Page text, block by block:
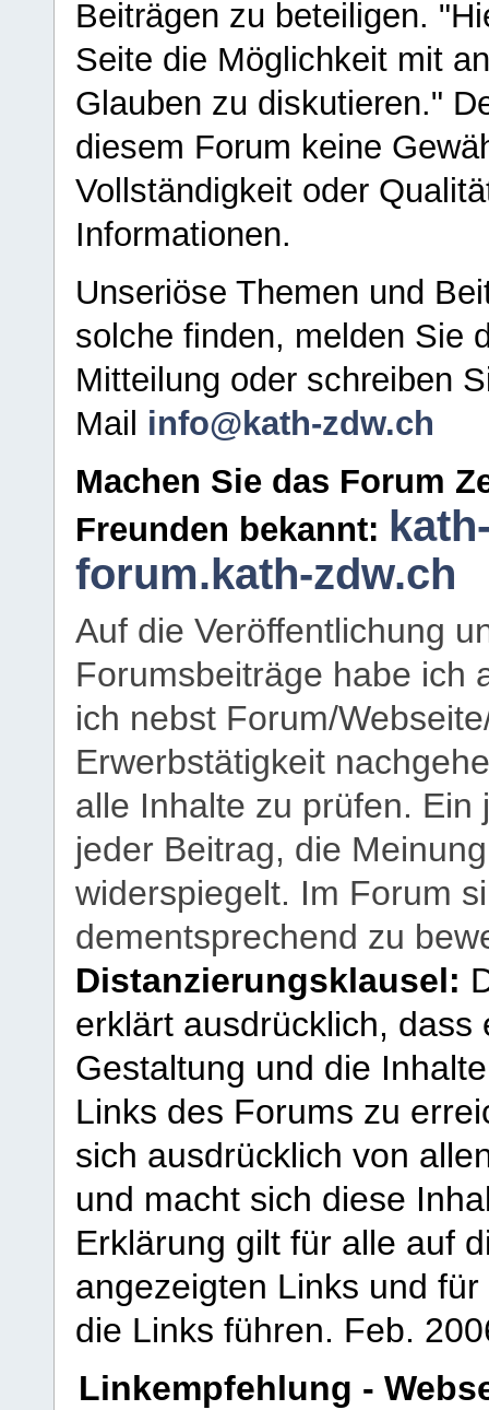
Beiträgen zu beteiligen.
Seite die Möglichkeit mit
Glauben zu diskutieren."
diesem Forum keine
Vollständigkeit oder
Informationen.
Unseriöse Themen und
solche finden, melden Sie
Mitteilung oder schreiben
Mail info@kath-zdw.ch
Machen Sie das Forum
Freunden bekannt:
forum.kath-zdw.ch
Auf die Veröffentlichung
Forumsbeiträge habe ich
ich nebst Forum/
Erwerbstätigkeit
alle Inhalte zu prüfen.
jeder Beitrag, die
widerspiegelt. Im Forum
dementsprechend zu
Distanzierungsklausel:
erklärt ausdrücklich,
Gestaltung und die
Links des Forums zu
sich ausdrücklich von
und macht sich diese
Erklärung gilt für alle auf
angezeigten Links und
die Links führen. Feb.
Linkempfehlung -